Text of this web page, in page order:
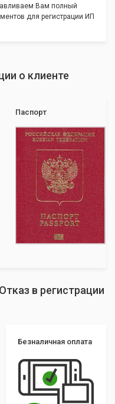
Вам полный
для регистрации ИП
о клиенте
Паспорт
в регистрации
Безналичная оплата